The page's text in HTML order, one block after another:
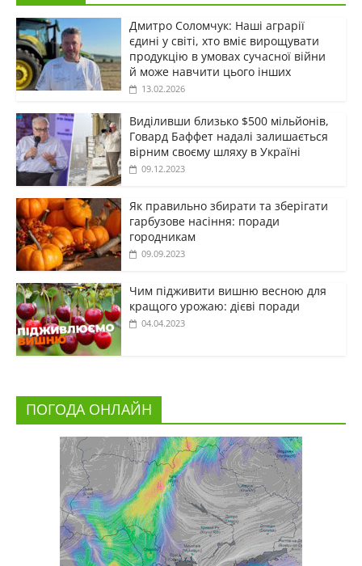
Дмитро Соломчук: Наші аграрії
єдині у світі, хто вміє вирощувати
продукцію в умовах сучасної війни
й може навчити цього інших
13.02.2026
Виділивши близько $500 мільйонів,
Говард Баффет надалі залишається
вірним своєму шляху в Україні
09.12.2023
Як правильно збирати та зберігати
гарбузове насіння: поради
городникам
09.09.2023
Чим підживити вишню весною для
кращого урожаю: дієві поради
04.04.2023
ПОГОДА ОНЛАЙН